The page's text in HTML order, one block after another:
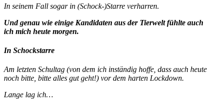
In seinem Fall sogar in (Schock-)Starre verharren.
Und genau wie einige Kandidaten aus der Tierwelt fühlte auch
ich mich heute morgen.
In Schockstarre
Am letzten Schultag (von dem ich inständig hoffe, dass auch heute
noch bitte, bitte alles gut geht!) vor dem harten Lockdown.
Lange lag ich…